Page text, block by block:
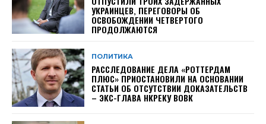
УКРАИНЦЕВ, ПЕРЕГОВОРЫ ОБ
ОСВОБОЖДЕНИИ ЧЕТВЕРТОГО
ПРОДОЛЖАЮТСЯ
ПОЛИТИКА
РАССЛЕДОВАНИЕ ДЕЛА «РОТТЕРДАМ
ПЛЮС» ПРИОСТАНОВИЛИ НА ОСНОВАНИИ
СТАТЬИ ОБ ОТСУТСТВИИ ДОКАЗАТЕЛЬСТВ
– ЭКС-ГЛАВА НКРЕКУ ВОВК